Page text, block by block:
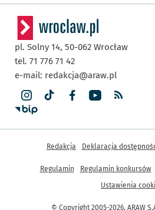
pl. Solny 14, 50-062 Wrocław
tel. 71 776 71 42
e-mail: redakcja@araw.pl
© Copyright 2005-2026, ARAW
Inne informacje
Redakcja Deklaracja
Regulamin Regulamin konkursów
Ustawienia